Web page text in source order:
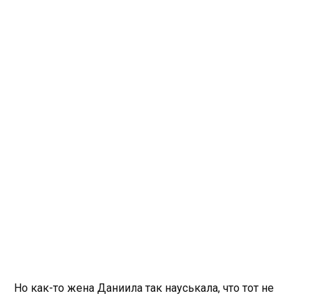
Но как-то жена Даниила так науськала, что тот не